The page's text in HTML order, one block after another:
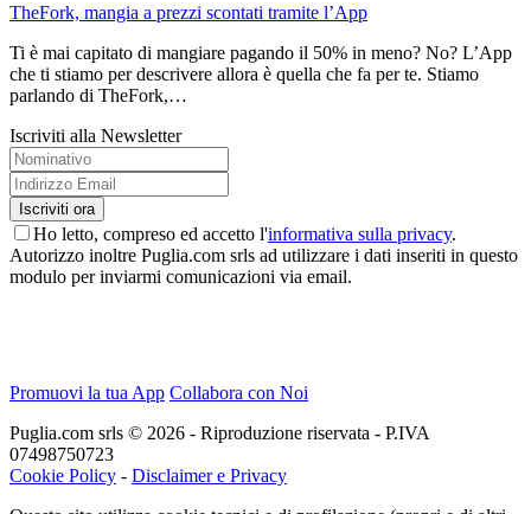
TheFork, mangia a prezzi scontati tramite l’App
Ti è mai capitato di mangiare pagando il 50% in meno? No? L’App
che ti stiamo per descrivere allora è quella che fa per te. Stiamo
parlando di TheFork,…
Iscriviti alla Newsletter
Ho letto, compreso ed accetto l'informativa sulla privacy.
Autorizzo inoltre Puglia.com srls ad utilizzare i dati inseriti in questo
modulo per inviarmi comunicazioni via email.
Promuovi la tua App Collabora con Noi
Puglia.com srls © 2026 - Riproduzione riservata - P.IVA
07498750723
Cookie Policy - Disclaimer e Privacy